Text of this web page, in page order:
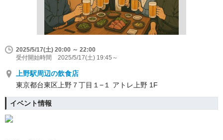
2025/5/17(土) 20:00 ～ 22:00
受付開始時間 2025/5/17(土) 19:45～
上野駅周辺の飲食店
東京都台東区上野７丁目１−１ アトレ上野 1F
イベント情報